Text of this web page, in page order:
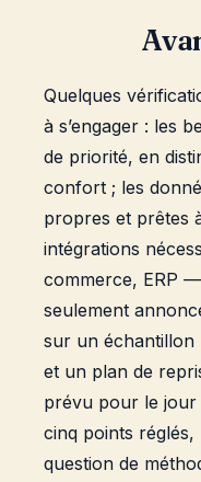
Quelques
à s’engager : les
de priorité, en
confort ; les
propres et prêtes
intégrations
commerce, ERP
seulement
sur un échantillon
et un plan de
prévu pour le jour
cinq points réglés,
question de